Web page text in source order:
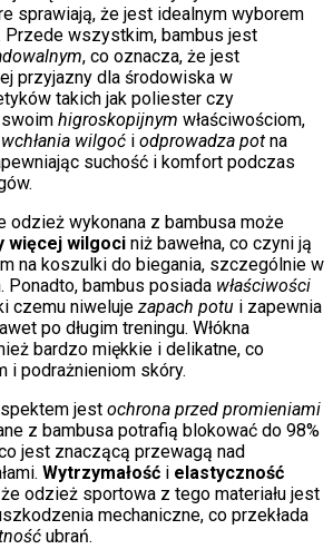
sprawiają, że jest idealnym wyborem
Przede wszystkim, bambus jest
, co oznacza, że jest
przyjazny dla środowiska w
takich jak poliester czy
higroskopijnym właściwościom,
wchłania wilgoć i odprowadza pot na
suchość i komfort podczas
odzież wykonana z bambusa może
więcej wilgoci niż bawełna, co czyni ją
na koszulki do biegania, szczególnie w
Ponadto, bambus posiada właściwości
czemu niweluje zapach potu i zapewnia
po długim treningu. Włókna
bardzo miękkie i delikatne, co
i podrażnieniom skóry.
jest ochrona przed promieniami
z bambusa potrafią blokować do 98%
jest znaczącą przewagą nad
Wytrzymałość i elastyczność
odzież sportowa z tego materiału jest
mechaniczne, co przekłada
ubrań.